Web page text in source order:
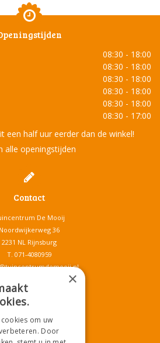
08:30 - 18:00
08:30 - 18:00
08:30 - 18:00
08:30 - 18:00
08:30 - 18:00
08:30 - 17:00
een half uur eerder dan de winkel!
alle openingstijden
Contact
De Mooij
Noordwijkerweg 36
2231 NL Rijnsburg
T. 071-4080959
onze App!
×
om uw
Door